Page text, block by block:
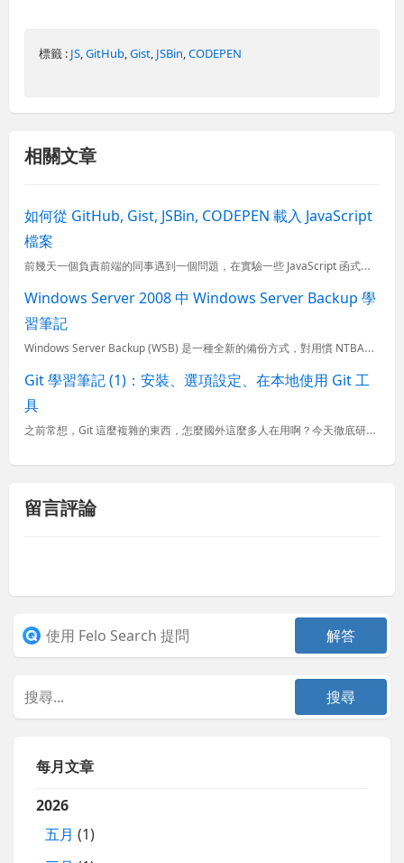
標籤 : JS ,GitHub ,Gist JSBin ,CODEPEN
相關文章
如何從 GitHub, Gist, JSBin, CODEPEN 載入 JavaScript
檔案
前幾天一個負責前端的同事遇到一個問題，在實驗一些 JavaScript 函式庫時，發現無法直接從 GitHub 載入 JavaScript 檔案，Google Chrome 的 Console 視窗
Windows Server 2008 中 Windows Server Backup 學
習筆記
Windows Server Backup (WSB) 是一種全新的備份方式，對用慣 NTBACKUP 的人來說，很難直接透過 MMC 操作介面就理解實際的運作方式，一定要認真看書或文章才能理解 Wi...
Git 學習筆記 (1)：安裝、選項設定、在本地使用 Git 工
具
之前常想，Git 這麼複雜的東西，怎麼國外這麼多人在用啊？今天徹底研究了一番之後發現，Git 真的比 SVN 強大太多，只是分散式版控機制確實跟自己以往熟悉的 SVN 或 TFS 差好多，用舊有的思維...
留言評論
每月文章
2026
五月 (1)